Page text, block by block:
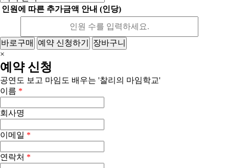
인원에 따른 추가금액 안내 (인당)
바로구매 예약 신청하기
장바구니
×
예약 신청
공연도 보고 마임도 배우는 '찰리의 마임학교'
이름 *
회사명
이메일 *
연락처 *